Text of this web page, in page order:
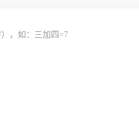
，如：三加四=7